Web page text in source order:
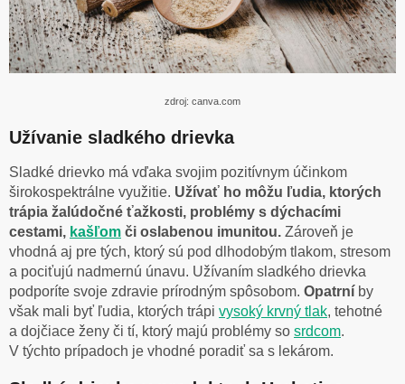
zdroj: canva.com
Užívanie sladkého drievka
Sladké drievko má vďaka svojim pozitívnym účinkom
širokospektrálne využitie. Užívať ho môžu ľudia, ktorých
trápia žalúdočné ťažkosti, problémy s dýchacími
cestami, kašľom či oslabenou imunitou. Zároveň je
vhodná aj pre tých, ktorý sú pod dlhodobým tlakom, stresom
a pociťujú nadmernú únavu. Užívaním sladkého drievka
podporíte svoje zdravie prírodným spôsobom. Opatrní by
však mali byť ľudia, ktorých trápi vysoký krvný tlak, tehotné
a dojčiace ženy či tí, ktorý majú problémy so srdcom.
V týchto prípadoch je vhodné poradiť sa s lekárom.